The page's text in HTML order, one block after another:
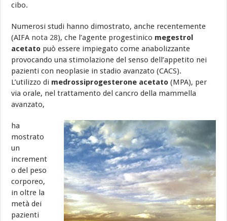
cibo.
Numerosi studi hanno dimostrato, anche recentemente
(AIFA nota 28), che l’agente progestinico megestrol
acetato può essere impiegato come anabolizzante
provocando una stimolazione del senso dell’appetito nei
pazienti con neoplasie in stadio avanzato (CACS).
L’utilizzo di medrossiprogesterone acetato (MPA), per
via orale, nel trattamento del cancro della mammella
avanzato,
ha
mostrato
un
increment
o del peso
corporeo,
in oltre la
metà dei
pazienti